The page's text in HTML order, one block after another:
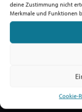
deine Zustimmung nicht
Merkmale und Funktionen
Cookie-